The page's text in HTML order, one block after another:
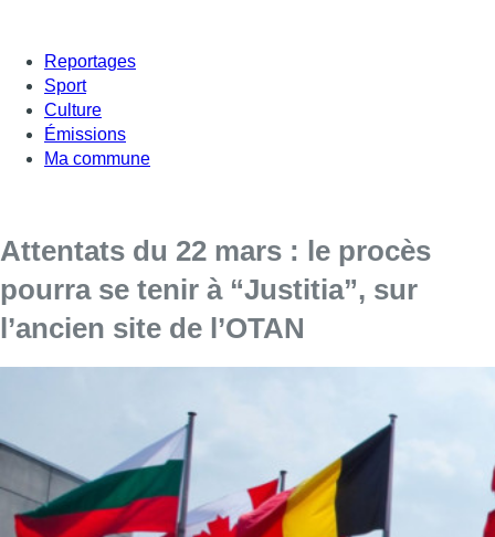
Reportages
Sport
Culture
Émissions
Ma commune
Attentats du 22 mars : le procès
pourra se tenir à “Justitia”, sur
l’ancien site de l’OTAN